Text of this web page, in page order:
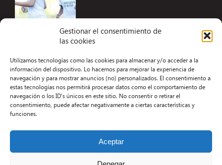
Gestionar el consentimiento de
las cookies
Utilizamos tecnologías como las cookies para almacenar y/o acceder a la
información del dispositivo. Lo hacemos para mejorar la experiencia de
navegación y para mostrar anuncios (no) personalizados. El consentimiento a
estas tecnologías nos permitirá procesar datos como el comportamiento de
navegación o los ID's únicos en este sitio. No consentir o retirar el
consentimiento, puede afectar negativamente a ciertas características y
funciones.
Aceptar
Aviso Legal
Términos y condiciones
Política de privacidad
Contacto
Desarrollo Web por Kiwop